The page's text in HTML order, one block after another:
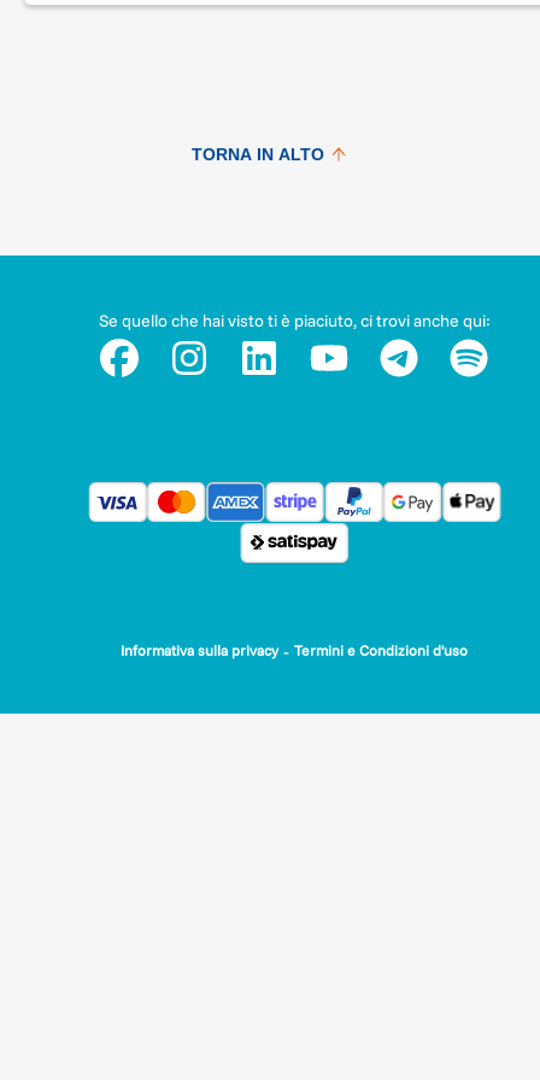
TORNA IN ALTO
Se quello che hai visto ti è piaciuto, ci trovi anche qui:
Informativa sulla privacy - Termini e Condizioni d'uso